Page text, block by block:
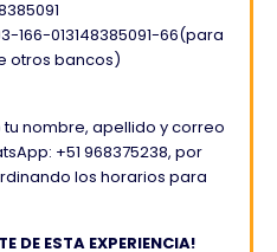
166-013148385091-66(para
otros bancos)
nombre, apellido y correo
+51 968375238, por
los horarios para
DE ESTA EXPERIENCIA!